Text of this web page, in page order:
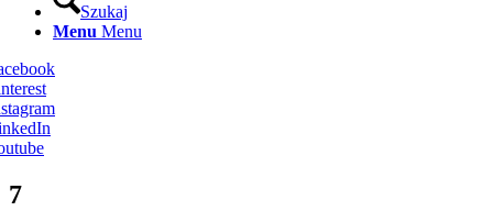
Szukaj
Menu Menu
7